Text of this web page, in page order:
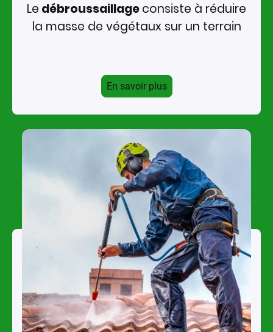
Le débroussaillageconsiste à réduire
la masse de végétaux sur un terrain
En savoir plus